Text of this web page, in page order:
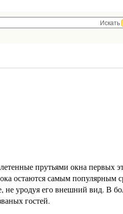
Искать
прутьями окна первых
остаются самым популярным
не уродуя его внешний вид. В
гостей.